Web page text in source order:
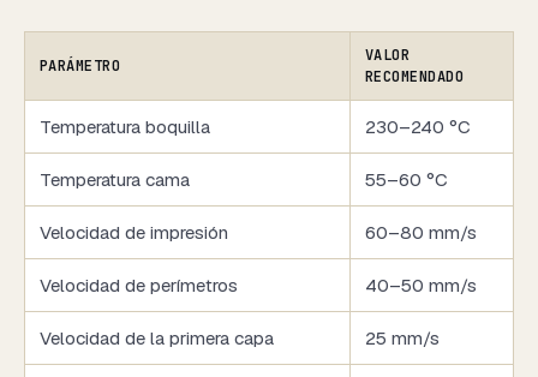
PARÁMETRO
VALOR
RECOMENDADO
Temperatura boquilla 230–240 °C
Temperatura cama 55–60 °C
Velocidad de impresión 60–80 mm/s
Velocidad de perímetros 40–50 mm/s
Velocidad de la primera capa 25 mm/s